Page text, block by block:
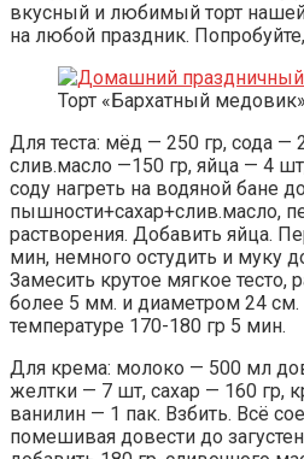
вкусный и любимый торт
на любой праздник.
Торт «Бархатный медовик»
Для теста: мёд — 250 гр, сода —
слив.масло —150 гр, яйца — 4
соду нагреть на водяной бане до
пышности+сахар+слив.масло,
растворения. Добавить яйца.
мин, немного остудить и муку
Замесить крутое мягкое тесто,
более 5 мм. и диаметром 24
температуре 170-180 гр 5 мин.
Для крема: молоко — 500 мл
желтки — 7 шт, сахар — 160 гр,
ванилин — 1 пак. Взбить. Всё
помешивая довести до